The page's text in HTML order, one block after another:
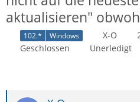
aktualisieren"
102.* Windows X-O
Geschlossen
Unerledigt